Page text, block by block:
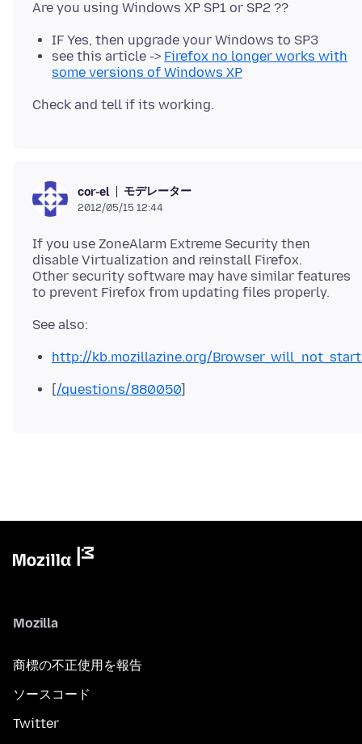
IF Yes, then upgrade your Windows to SP3
see this article -> Firefox no longer works with
some versions of Windows XP
cor-el モデレーター
2012/05/15 12:44
If you use ZoneAlarm Extreme Security then
disable Virtualization and reinstall Firefox.
Other security software may have similar features
http://kb.mozillazine.org/
[/questions/880050]
Mozilla
商標の不正使用を報告
ソースコード
Twitter